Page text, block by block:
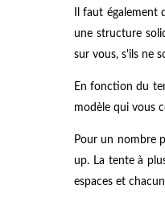
Il faut également
une structure
sur vous, s'ils ne
En fonction du
modèle qui vous
Pour un nombre
up. La tente à
espaces et